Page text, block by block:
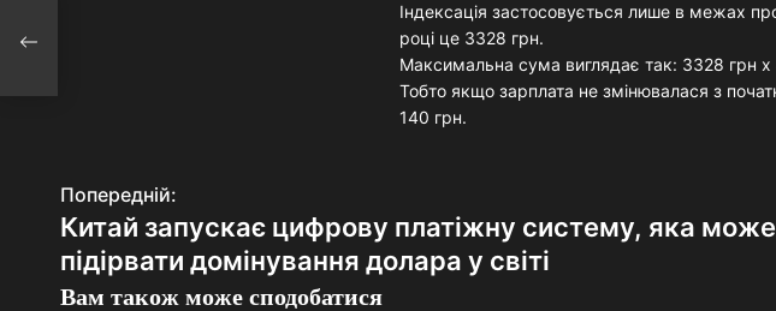
Індексація застосовується лише в межах
році це 3328 грн.
Максимальна сума виглядає так: 3328 грн x
Тобто якщо зарплата не змінювалася з
140 грн.
Н
а
в
Попередній:
Китай запускає цифрову платіжну систему, яка може
підірвати домінування долара у світі
Вам також може сподобатися